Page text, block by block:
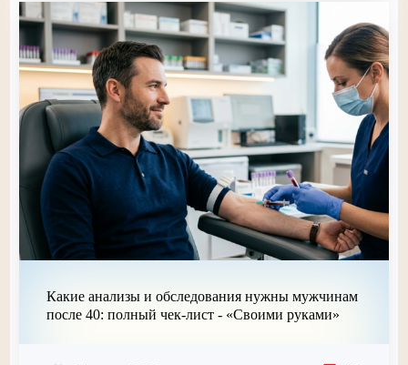
Какие анализы и обследования нужны мужчинам
после 40: полный чек-лист - «Своими руками»